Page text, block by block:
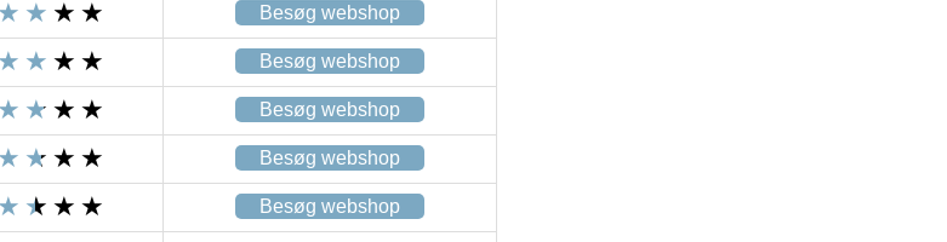
Besøg webshop
Besøg webshop
Besøg webshop
Besøg webshop
Besøg webshop